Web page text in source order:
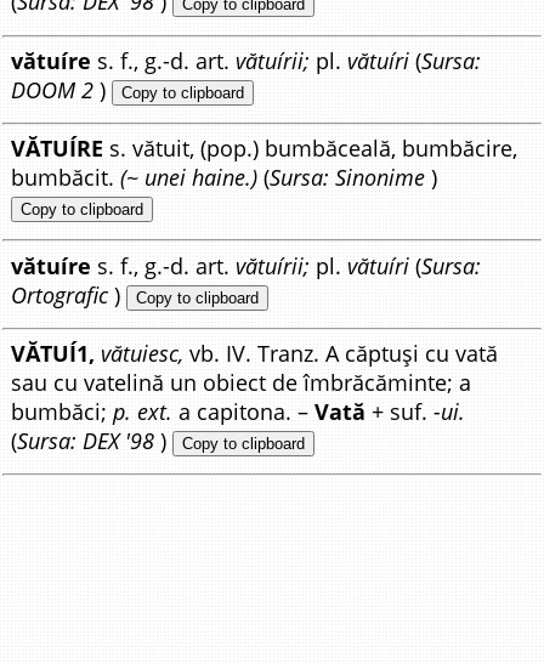
Copy to clipboard
vătuíre s. f., g.-d. art. vătuírii; pl. vătuíri (Sursa:
DOOM 2 ) Copy to clipboard
VĂTUÍRE s. vătuit, (pop.) bumbăceală, bumbăcire,
bumbăcit.(~ unei haine.) (Sursa: Sinonime )
Copy to clipboard
vătuíre s. f., g.-d. art. vătuírii; pl. vătuíri(Sursa:
Ortografic ) Copy to clipboard
VĂTUÍ1, vătuiesc, vb. IV. Tranz. A căptuși cu vată
sau cu vatelină un obiect de îmbrăcăminte; a
bumbăci;p. ext. a capitona. –Vată + suf.-ui.
(Sursa: DEX '98 ) Copy to clipboard